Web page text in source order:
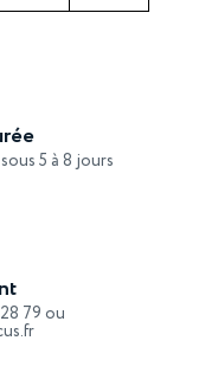
5 à 8 jours
79 ou